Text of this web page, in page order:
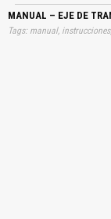
MANUAL – EJE DE